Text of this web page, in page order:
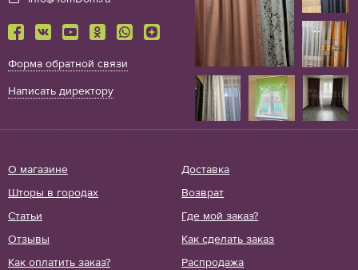
Форма обратной связи
Написать директору
О магазине
Доставка
Шторы в городах
Возврат
Статьи
Где мой заказ?
Отзывы
Как сделать заказ
Как оплатить заказ?
Распродажа